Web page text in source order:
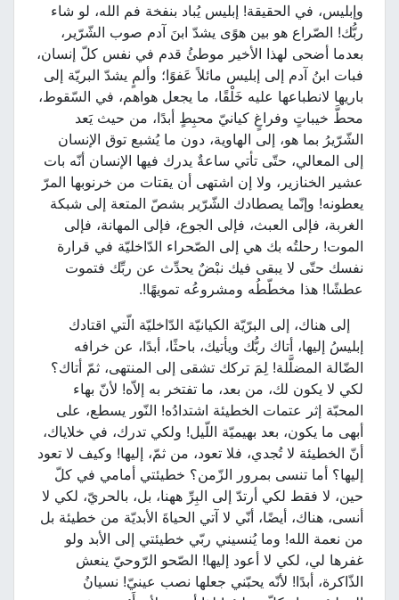
وإبليس، في الحقيقة! إبليس يُباد بنفخة فم الله، لو شاء
ربُّك! الصّراع هو بين هوًى يشدّ ابنَ آدم صوب الشّرّير،
بعدما أضحى لهذا الأخير موطئُ قدم في نفس كلّ إنسان،
فبات ابنُ آدم إلى إبليس مائلاً عَفوًا؛ وألمٍ يشدّ البريّة إلى
باريها لانطباعها عليه خَلْقًا، ما يجعل هواهم، في السّقوط،
محطَّ خيباتٍ وفراغٍ كيانيّ محبِطٍ أبدًا، من حيث يَعد
الشّرّيرُ بما هو، إلى الهاوية، دون ما يُشبع توق الإنسان
إلى المعالي، حتّى تأتي ساعةٌ يدرك فيها الإنسان أنّه بات
عشير الخنازير، ولا إن اشتهى أن يقتات من خرنوبها المرّ
يعطونه! وإنّما يصطادك الشّرّير بشصّ المتعة إلى شبكة
الغربة، فإلى العبث، فإلى الجوع، فإلى المهانة، فإلى
الموت! رحلتُه بك هي إلى الصّحراء الدّاخليّة في قرارة
نفسك حتّى لا يبقى فيك نبْضٌ يحدِّث عن ربِّك فتموت
عطشًا! هذا مخطّطُه ومشروعُه تمويهًا!.
إلى هناك، إلى البرّيّة الكيانيّة الدّاخليّة الّتي اقتادك
إبليسُ إليها، أتاك ربُّك ويأتيك، باحثًا، أبدًا، عن خرافه
الضّالة المضلَّلة! لِمَ تركك تشقى إلى المنتهى، ثمّ أتاك؟
لكي لا يكون لك، من بعد، ما تفتخر به إلاّه! لأنّ بهاء
المحبّة إثر عتمات الخطيئة اشتدادُه! النّور يسطع، على
أبهى ما يكون، بعد بهيميّة اللّيل! ولكي تدرك، في خلاياك،
أنّ الخطيئة لا تُجدي، فلا تعود، من ثمّ، إليها! وكيف لا تعود
إليها؟ أما تنسى بمرور الزّمن؟ خطيئتي أمامي في كلّ
حين، لا فقط لكي أرتدّ إلى البِرِّ ههنا، بل، بالحريّ، لكي لا
أنسى، هناك، أيضًا، أنّي لا آتي الحياةَ الأبديّة من خطيئة بل
من نعمة الله! وما يُنسيني ربّي خطيئتي إلى الأبد ولو
غفرها لي، لكي لا أعود إليها! الصّحو الرّوحيّ ينعش
الذّاكرة، أبدًا! لأنّه يحبّني جعلها نصب عينيّ! نسيانُ